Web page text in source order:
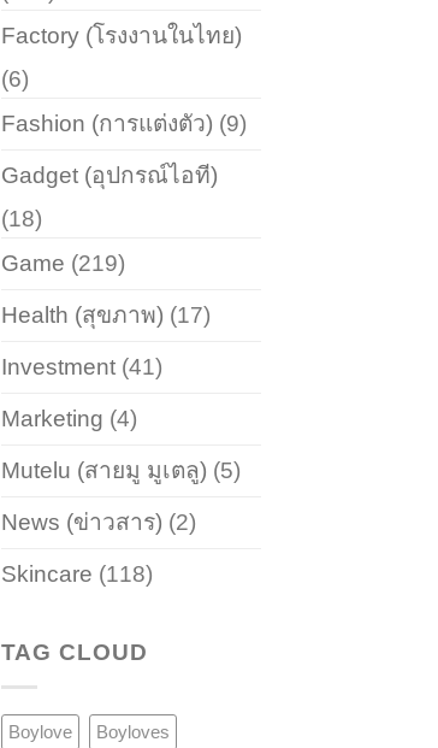
Factory (โรงงานในไทย)
(6)
Fashion (การแต่งตัว) (9)
Gadget (อุปกรณ์ไอที)
(18)
Game (219)
Health (สุขภาพ) (17)
Investment(41)
Marketing (4)
Mutelu (สายมู มูเตลู) (5)
News (ข่าวสาร) (2)
Skincare (118)
TAG CLOUD
Boylove Boyloves